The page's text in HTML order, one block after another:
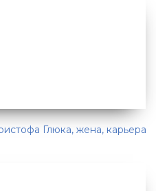
Глюка, жена, карьера